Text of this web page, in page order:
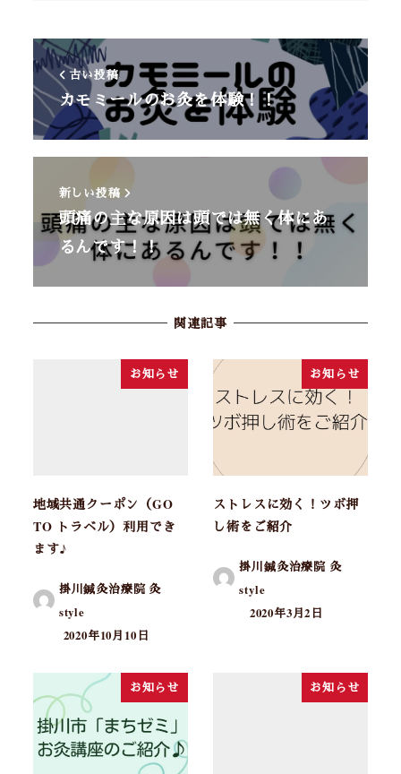
古い投稿
カモミールのお灸を体験！！
新しい投稿
頭痛の主な原因は頭では無く体にあ
るんです！！
関連記事
お知らせ
地域共通クーポン（GO
TO トラベル）利用でき
ます♪
掛川鍼灸治療院 灸
style
2020年10月10日
お知らせ
ストレスに効く！ツボ押
し術をご紹介
掛川鍼灸治療院 灸
style
2020年3月2日
お知らせ お知らせ